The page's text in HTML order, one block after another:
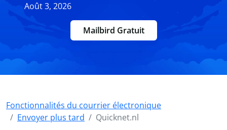
Août 3, 2026
Mailbird Gratuit
Fonctionnalités du courrier électronique
Envoyer plus tard
Quicknet.nl